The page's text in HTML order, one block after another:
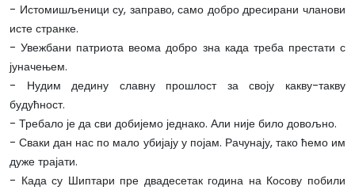
- Истомишљеници су, заправо, само добро дресирани чланови
исте странке.
- Увежбани патриота веома добро зна када треба престати с
јуначењем.
- Нудим дедину славну прошлост за своју какву-такву
будућност.
- Требало је да сви добијемо једнако. Али није било довољно.
- Сваки дан нас по мало убијају у појам. Рачунају, тако ћемо им
дуже трајати.
- Када су Шиптари пре двадесетак година на Косову побили